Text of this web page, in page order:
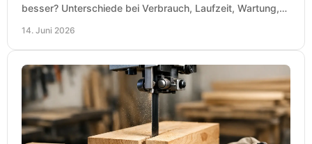
besser? Unterschiede bei Verbrauch, Laufzeit, Wartung,
14. Juni 2026